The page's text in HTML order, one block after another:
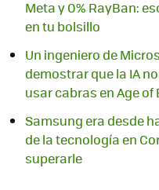
Meta y 0% RayBan:
en tu bolsillo
Un ingeniero de
demostrar que la IA
usar cabras en Age of
Samsung era desde
de la tecnología en
superarle